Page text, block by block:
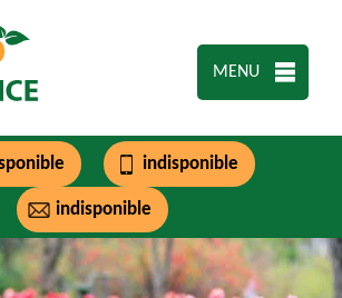
MENU
indisponible
indisponible